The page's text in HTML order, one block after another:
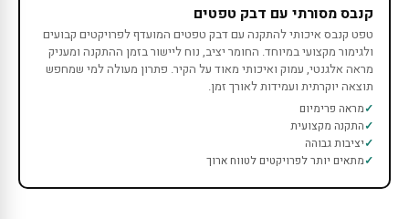
קנבס מסורתי עם דבק טפטים
טפט קנבס איכותי להתקנה עם דבק טפטים המועדף לפרויקטים קבועים
ולגימור מקצועי במיוחד. החומר יציב, נוח ליישור בזמן ההתקנה ומעניק
מראה אלגנטי, עמוק ואיכותי מאוד על הקיר. פתרון מעולה למי שמחפש
תוצאה יוקרתית ועמידות לאורך זמן.
מראה פרימיום
התקנה מקצועית
יציבות גבוהה
מתאים יותר לפרויקטים לטווח ארוך